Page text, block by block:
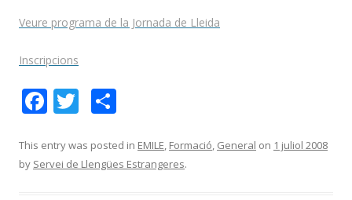
Veure programa de la Jornada de Lleida
Inscripcions
F
e
b
T
itt
er
m
p
This entry was posted in EMILE, Formació, General on 1 juliol 2008
by Servei de Llengües Estrangeres.